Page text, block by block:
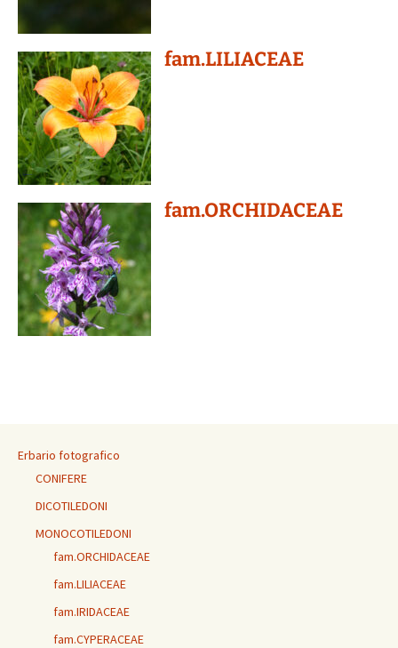
fam.LILIACEAE
fam.ORCHIDACEAE
Erbario fotografico
CONIFERE
DICOTILEDONI
MONOCOTILEDONI
fam.ORCHIDACEAE
fam.LILIACEAE
fam.IRIDACEAE
fam.CYPERACEAE